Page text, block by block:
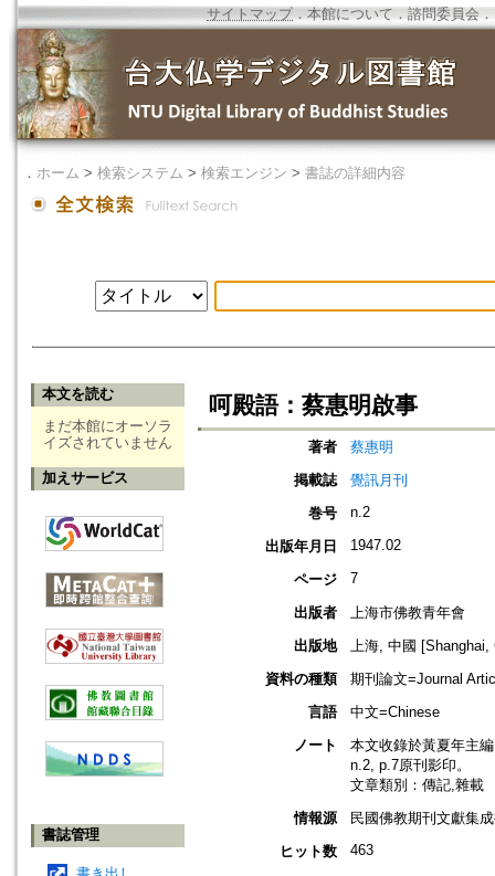
サイトマップ．本館について ． 諮問委員会 ．
． ホーム > 検索システム > 検索エンジン > 書誌の詳細内容
本文を読む
まだ本館にオーソラ
イズされていません
加えサービス
書誌管理
呵殿語：蔡惠明啟事
著者
蔡惠明
掲載誌
覺訊月刊
巻号
n.2
出版年月日 1947.02
ページ 7
出版者
上海市佛教青年會
出版地
上海, 中國 [Shanghai,
資料の種類
期刊論文=Journal
言語
中文=Chinese
ノート
本文收錄於黃夏年主
n.2, p.7原刊影印。
文章類別：傳記,雜載
情報源
民國佛教期刊文獻集
ヒット数
463